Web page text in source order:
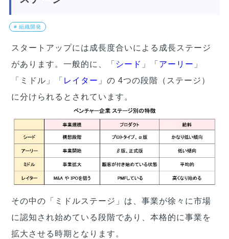
# 組織開発
スタートアップには成長度合いによる成長ステージ
があります。一般的に、「 シード 」「 アーリー 」
「ミドル」「 レイター 」の 4つの段階（ステージ）
に分けられるとされています。
その中の「ミドルステージ」は、事業が徐々に市場
に認知され始めている段階であり、本格的に事業を
拡大させる時期となります。